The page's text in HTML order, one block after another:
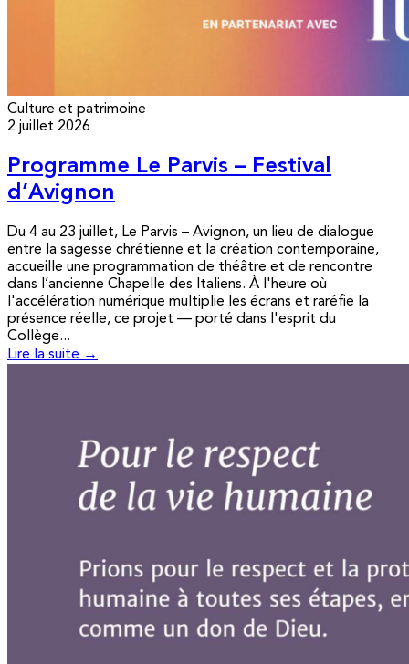
Culture et patrimoine
2 juillet 2026
Programme Le Parvis – Festival
d’Avignon
Du 4 au 23 juillet, Le Parvis – Avignon, un lieu de dialogue
entre la sagesse chrétienne et la création contemporaine,
accueille une programmation de théâtre et de rencontre
dans l’ancienne Chapelle des Italiens. À l'heure où
l'accélération numérique multiplie les écrans et raréfie la
présence réelle, ce projet — porté dans l'esprit du
Collège...
Lire la suite →